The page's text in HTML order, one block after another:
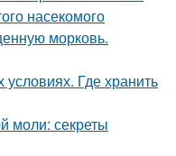
насекомого
морковь.
Где хранить
моли: секреты